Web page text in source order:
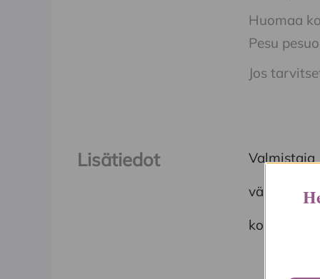
Huomaa
Pesu
Jos
Lisätiedot Valmistaja
väri
koko